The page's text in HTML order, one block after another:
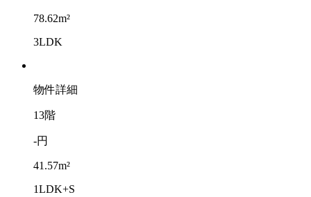
78.62m²
3LDK
物件詳細
13階
-円
41.57m²
1LDK+S